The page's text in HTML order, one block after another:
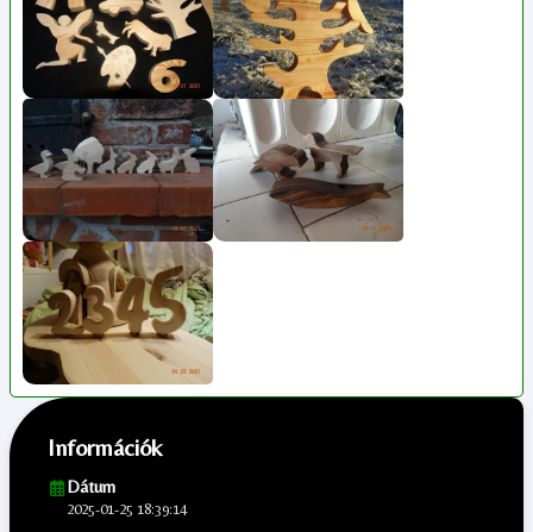
Információk
Dátum
2025-01-25 18:39:14